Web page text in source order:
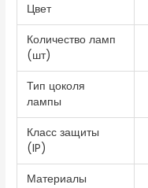
Цвет
Количество ламп
(шт)
Тип цоколя
лампы
Класс защиты
(IP)
Материалы